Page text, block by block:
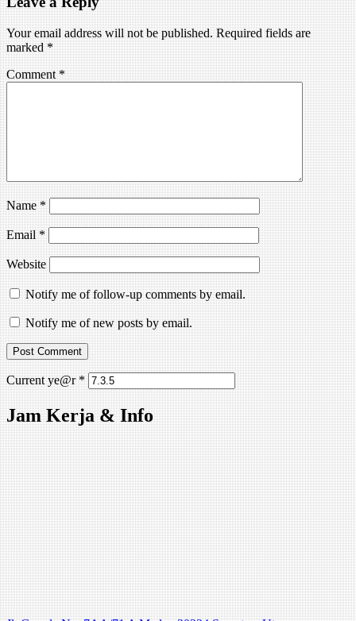
Your email address will not be published. Required fields are
marked*
Comment*
Name*
Email*
Website
Notify me of follow-up comments by email.
Notify me of new posts by email.
Current ye@r*
Jam Kerja & Info